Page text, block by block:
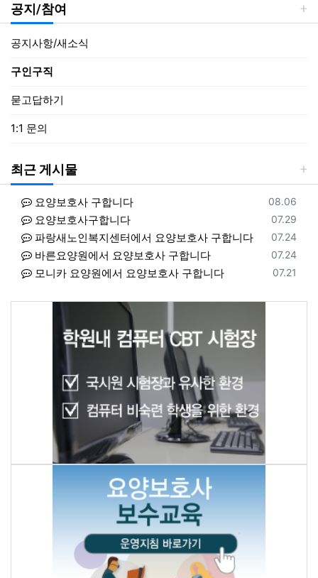
공지/참여
공지사항/새소식
구인구직
묻고답하기
1:1 문의
최근 게시물
등록일
08.06
요양보호사 구합니다
등록일
07.29
요양보호사구합니다
등록일
07.24
파랑새노인복지센터에서 요양보호사 구합니다
등록일
07.24
바른요양원에서 요양보호사 구합니다
등록일
07.21
모니카 요양원에서 요양보호사 구합니다
동서힐링방문요양센터에서 요양보호사 구합니다